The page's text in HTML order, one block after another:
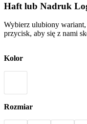
Haft lub Nadruk
Wybierz ulubiony
przycisk, aby się z nami
Kolor
Rozmiar